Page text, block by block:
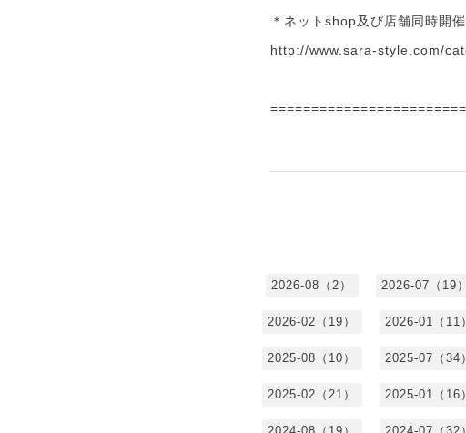
＊ネットshop及び店舗同時開催
http://www.sara-style.com/
2026-08（2） 2026-07（19）
2026-02（19） 2026-01（11）
2025-08（10） 2025-07（34）
2025-02（21） 2025-01（16）